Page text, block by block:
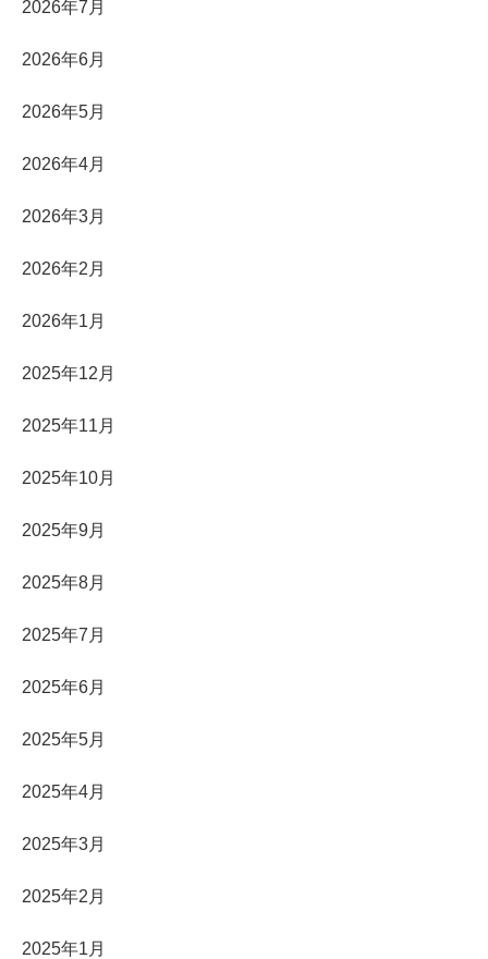
2026年7月
2026年6月
2026年5月
2026年4月
2026年3月
2026年2月
2026年1月
2025年12月
2025年11月
2025年10月
2025年9月
2025年8月
2025年7月
2025年6月
2025年5月
2025年4月
2025年3月
2025年2月
2025年1月